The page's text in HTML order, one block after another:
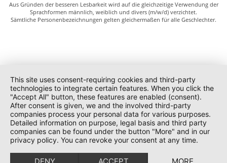
Aus Gründen der besseren Lesbarkeit wird auf die gleichzeitige Verwendung der
Sprachformen männlich, weiblich und divers (m/w/d) verzichtet.
Sämtliche Personenbezeichnungen gelten gleichermaßen für alle Geschlechter.
This site uses consent-requiring cookies and third-party
technologies to integrate certain features. When you click the
"Accept All" button, these features are enabled (consent).
After consent is given, we and the involved third-party
companies process your personal data for various purposes.
Detailed information on purpose, legal basis and third party
companies can be found under the button "More" and in our
privacy policy. You can revoke your consent at any time.